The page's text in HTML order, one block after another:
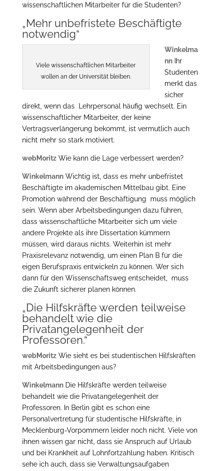
wissenschaftlichen Mitarbeiter für die Studenten?
„Mehr unbefristete Beschäftigte
notwendig“
Viele wissenschaftlichen Mitarbeiter
wollen an der Universität bleiben.
Winkelma
nnIhr
Studenten
merkt das
sicher
direkt, wenn das Lehrpersonal häufig wechselt. Ein
wissenschaftlicher Mitarbeiter, der keine
Vertragsverlängerung bekommt, ist vermutlich auch
nicht mehr so stark motiviert.
webMoritzWie kann die Lage verbessert werden?
WinkelmannWichtig ist, dass es mehr unbefristet
Beschäftigte im akademischen Mittelbau gibt. Eine
Promotion während der Beschäftigung muss möglich
sein. Wenn aber Arbeitsbedingungen dazu führen,
dass wissenschaftliche Mitarbeiter sich um viele
andere Projekte als ihre Dissertation kümmern
müssen, wird daraus nichts. Weiterhin ist mehr
Praxisrelevanz notwendig, um einen Plan B für die
eigen Berufspraxis entwickeln zu können. Wer sich
dann für den Wissenschaftsweg entscheidet, muss
die Zukunft sicherer planen können.
„Die Hilfskräfte werden teilweise
behandelt wie die
Privatangelegenheit der
Professoren.“
webMoritzWie sieht es bei studentischen Hilfskräften
mit Arbeitsbedingungen aus?
WinkelmannDie Hilfskräfte werden teilweise
behandelt wie die Privatangelegenheit der
Professoren. In Berlin gibt es schon eine
Personalvertretung für studentische Hilfskräfte, in
Mecklenburg-Vorpommern leider noch nicht. Viele von
ihnen wissen gar nicht, dass sie Anspruch auf Urlaub
und bei Krankheit auf Lohnfortzahlung haben. Kritisch
sehe ich auch, dass sie Verwaltungsaufgaben